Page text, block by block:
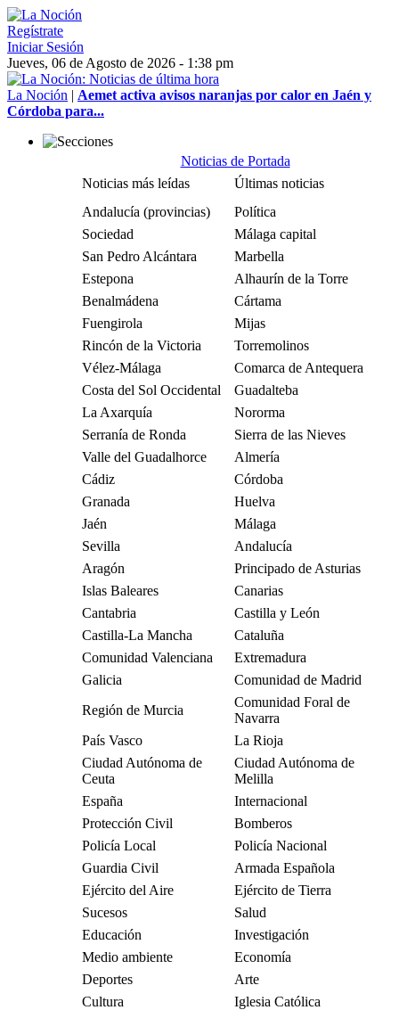
Regístrate
Iniciar Sesión
Jueves, 06 de Agosto de 2026 - 1:38 pm
La Noción | Aemet activa avisos naranjas por calor en Jaén y
Córdoba para...
Noticias de Portada
Noticias más leídas
Últimas noticias
Andalucía (provincias)
Política
Sociedad
Málaga capital
San Pedro Alcántara
Marbella
Estepona
Alhaurín de la Torre
Benalmádena
Cártama
Fuengirola
Mijas
Rincón de la Victoria
Torremolinos
Vélez-Málaga
Comarca de Antequera
Costa del Sol Occidental
Guadalteba
La Axarquía
Nororma
Serranía de Ronda
Sierra de las Nieves
Valle del Guadalhorce
Almería
Cádiz
Córdoba
Granada
Huelva
Jaén
Málaga
Sevilla
Andalucía
Aragón
Principado de Asturias
Islas Baleares
Canarias
Cantabria
Castilla y León
Castilla-La Mancha
Cataluña
Comunidad Valenciana
Extremadura
Galicia
Comunidad de Madrid
Región de Murcia
Comunidad Foral de
Navarra
País Vasco
La Rioja
Ciudad Autónoma de
Ceuta
Ciudad Autónoma de
Melilla
España
Internacional
Protección Civil
Bomberos
Policía Local
Policía Nacional
Guardia Civil
Armada Española
Ejército del Aire
Ejército de Tierra
Sucesos
Salud
Educación
Investigación
Medio ambiente
Economía
Deportes
Arte
Cultura
Iglesia Católica